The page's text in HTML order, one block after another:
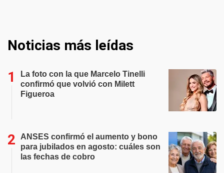
Noticias más leídas
La foto con la que Marcelo Tinelli
confirmó que volvió con Milett
Figueroa
ANSES confirmó el aumento y bono
para jubilados en agosto: cuáles son
las fechas de cobro